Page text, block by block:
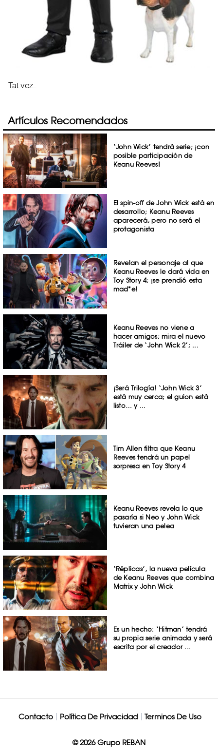
Tal vez…
Artículos Recomendados
‘John Wick’ tendrá serie; ¡con
posible participación de
Keanu Reeves!
El spin-off de John Wick está en
desarrollo; Keanu Reeves
aparecerá, pero no será el
protagonista
Revelan el personaje al que
Keanu Reeves le dará vida en
Toy Story 4; ¡se prendió esta
mad*e!
Keanu Reeves no viene a
hacer amigos; mira el nuevo
Tráiler de ‘John Wick 2’; ...
¡Será Trilogía! ‘John Wick 3’
está muy cerca; el guion está
listo… y ...
Tim Allen filtra que Keanu
Reeves tendrá un papel
sorpresa en Toy Story 4
Keanu Reeves revela lo que
pasaría si Neo y John Wick
tuvieran una pelea
‘Réplicas’, la nueva película
de Keanu Reeves que combina
Matrix y John Wick
Es un hecho: ‘Hitman’ tendrá
su propia serie animada y será
escrita por el creador ...
Contacto Política De Privacidad Terminos De Uso
© 2026 Grupo REBAN